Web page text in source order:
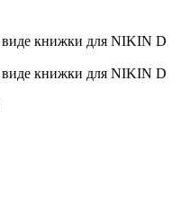
книжки для NIKIN D
книжки для NIKIN D